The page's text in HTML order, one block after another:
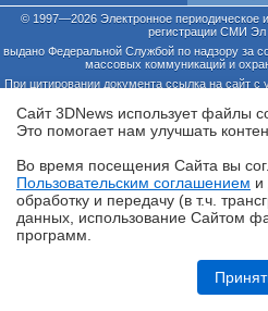
Обзор ноутбука HONOR MagicBook
© 1997—2026 Электронное периодическое
регистрации СМИ
выдано Федеральной Службой по надзору за
массовых коммуникаций и
При цитировании документа ссылка на сайт с
российского и международного
редакции
Сайт 3DNews использует файлы
Это помогает нам улучшать
Во время посещения Cайта вы
Пользовательским соглашением и
обработку и передачу (в т.ч.
данных, использование Cайтом
программ.